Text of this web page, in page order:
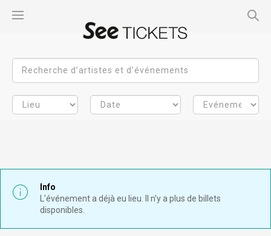
Info
L'événement a déjà eu lieu. Il n'y a plus de billets
disponibles.